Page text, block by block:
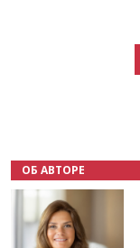
ОБ АВТОРЕ